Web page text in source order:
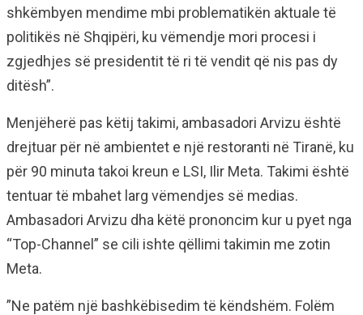
shkëmbyen mendime mbi problematikën aktuale të
politikës në Shqipëri, ku vëmendje mori procesi i
zgjedhjes së presidentit të ri të vendit që nis pas dy
ditësh”.
Menjëherë pas këtij takimi, ambasadori Arvizu është
drejtuar për në ambientet e një restoranti në Tiranë, ku
për 90 minuta takoi kreun e LSI, Ilir Meta. Takimi është
tentuar të mbahet larg vëmendjes së medias.
Ambasadori Arvizu dha këtë prononcim kur u pyet nga
“Top-Channel” se cili ishte qëllimi takimin me zotin
Meta.
”Ne patëm një bashkëbisedim të këndshëm. Folëm